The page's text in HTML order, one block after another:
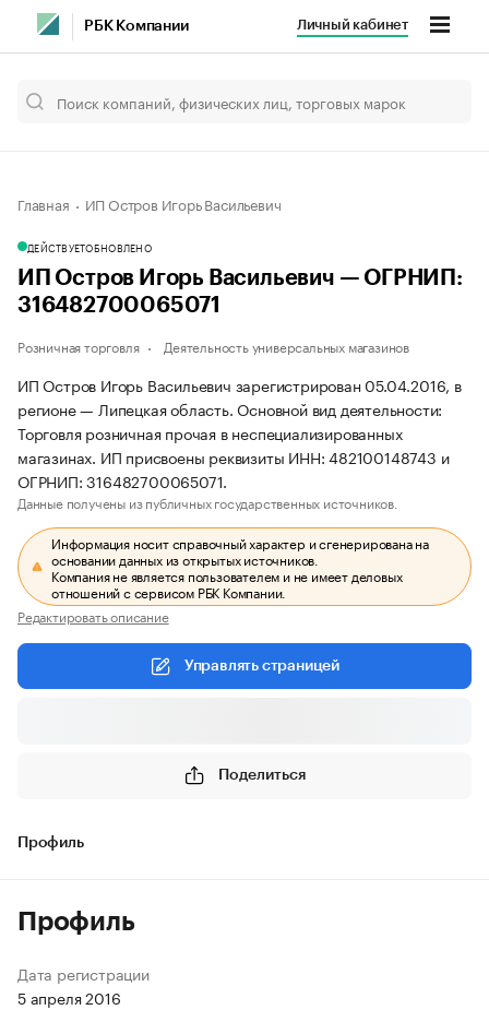
РБК Компании Личный кабинет
Главная ИП Остров Игорь Васильевич
ДЕЙСТВУЕТОБНОВЛЕНО
ИП Остров Игорь Васильевич — ОГРНИП:
316482700065071
Розничная торговля Деятельность универсальных магазинов
ИП Остров Игорь Васильевич зарегистрирован 05.04.2016, в
регионе — Липецкая область. Основной вид деятельности:
Торговля розничная прочая в неспециализированных
магазинах. ИП присвоены реквизиты ИНН: 482100148743 и
ОГРНИП: 316482700065071.
Данные получены из публичных государственных источников.
Информация носит справочный характер и сгенерирована на
основании данных из открытых источников.
Компания не является пользователем и не имеет деловых
отношений с сервисом РБК Компании.
Редактировать описание
Управлять страницей
Поделиться
Профиль
Профиль
Дата регистрации
5 апреля 2016